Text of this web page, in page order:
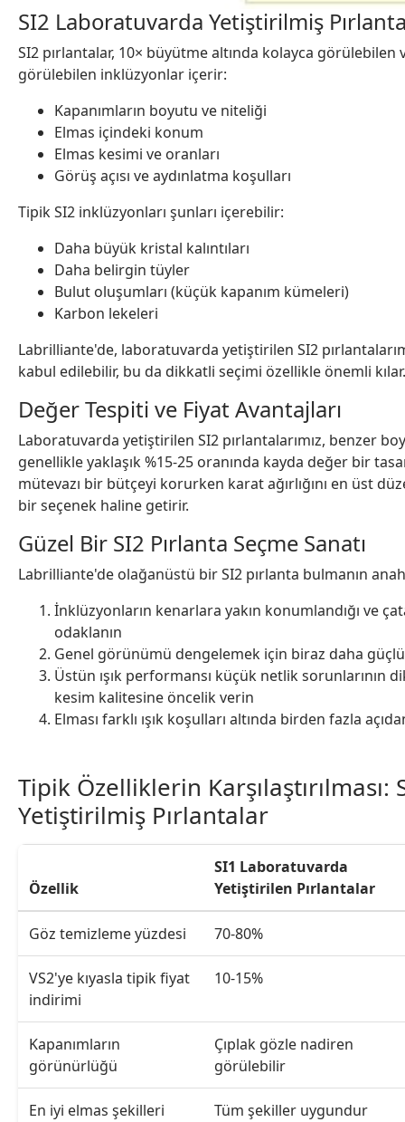
SI2 Laboratuvarda Yetiştirilmiş
SI2 pırlantalar, 10× büyütme altında kolayca görülebilen
görülebilen inklüzyonlar içerir:
Kapanımların boyutu ve niteliği
Elmas içindeki konum
Elmas kesimi ve oranları
Görüş açısı ve aydınlatma koşulları
Tipik SI2 inklüzyonları şunları içerebilir:
Daha büyük kristal kalıntıları
Daha belirgin tüyler
Bulut oluşumları (küçük kapanım kümeleri)
Karbon lekeleri
Labrilliante'de, laboratuvarda yetiştirilen SI2
kabul edilebilir, bu da dikkatli seçimi özellikle önemli kılar.
Değer Tespiti ve Fiyat Avantajları
Laboratuvarda yetiştirilen SI2 pırlantalarımız, benzer
genellikle yaklaşık %15-25 oranında kayda değer bir
mütevazı bir bütçeyi korurken karat ağırlığını en üst
bir seçenek haline getirir.
Güzel Bir SI2 Pırlanta Seçme Sanatı
Labrilliante'de olağanüstü bir SI2 pırlanta bulmanın
İnklüzyonların kenarlara yakın konumlandığı ve
odaklanın
Genel görünümü dengelemek için biraz daha
Üstün ışık performansı küçük netlik sorunlarının
kesim kalitesine öncelik verin
Elması farklı ışık koşulları altında birden fazla
Tipik Özelliklerin
Yetiştirilmiş Pırlantalar
Özellik
SI1 Laboratuvarda
Yetiştirilen Pırlantalar
Göz temizleme yüzdesi 70-80%
VS2'ye kıyasla tipik fiyat
indirimi
10-15%
Kapanımların
görünürlüğü
Çıplak gözle nadiren
görülebilir
En iyi elmas şekilleri Tüm şekiller uygundur